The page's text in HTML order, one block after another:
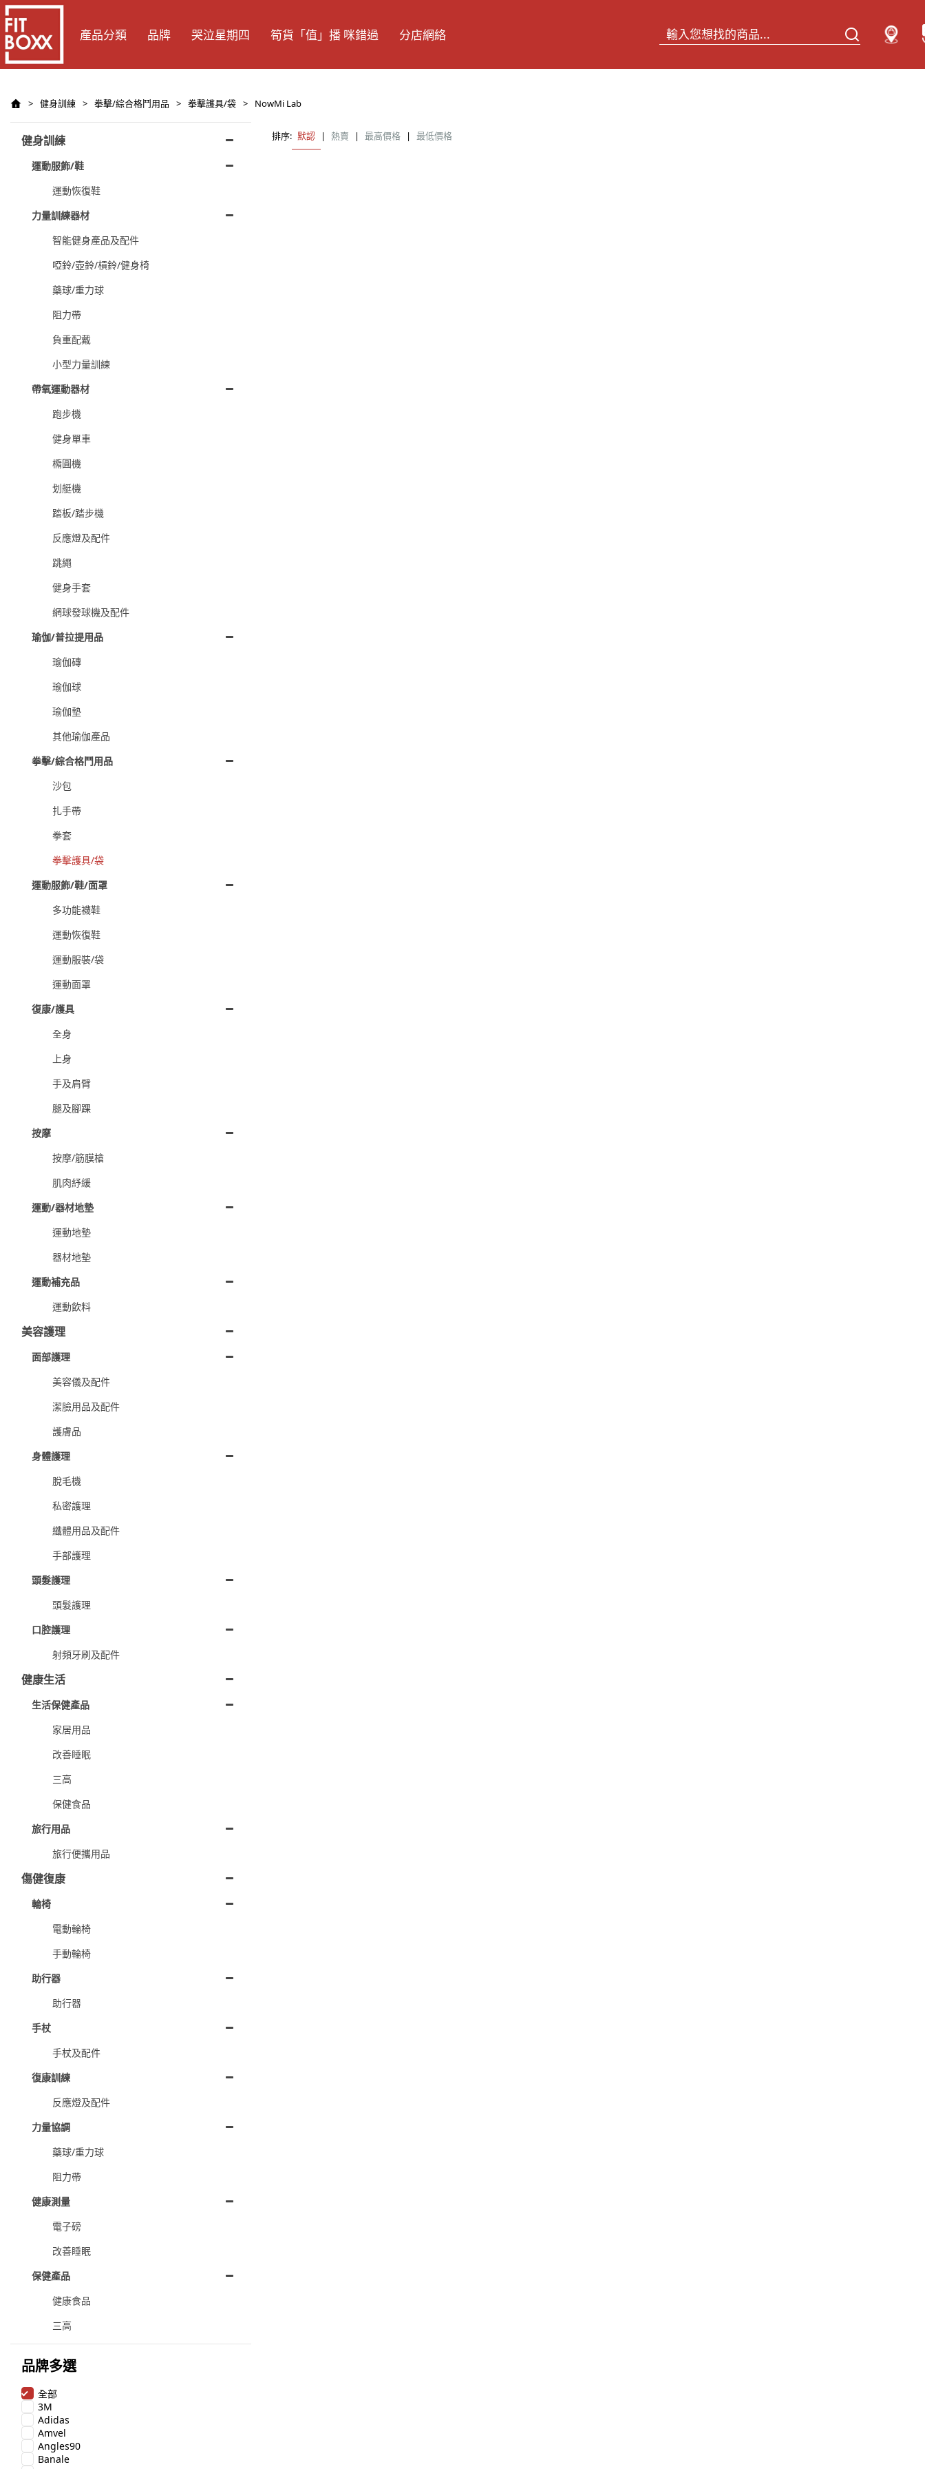
產品分類 品牌 哭泣星期四 筍貨「值」播 咪錯過 分店網絡
> 健身訓練 > 拳擊/綜合格鬥用品 > 拳擊護具/袋 > NowMi Lab
健身訓練
運動服飾/鞋
運動恢復鞋
力量訓練器材
智能健身產品及配件
啞鈴/壺鈴/槓鈴/健身椅
藥球/重力球
阻力帶
負重配戴
小型力量訓練
帶氧運動器材
跑步機
健身單車
橢圓機
划艇機
踏板/踏步機
反應燈及配件
跳繩
健身手套
網球發球機及配件
瑜伽/普拉提用品
瑜伽磚
瑜伽球
瑜伽墊
其他瑜伽產品
拳擊/綜合格鬥用品
沙包
扎手帶
拳套
拳擊護具/袋
運動服飾/鞋/面罩
多功能襪鞋
運動恢復鞋
運動服裝/袋
運動面罩
復康/護具
全身
上身
手及肩臂
腿及腳踝
按摩
按摩/筋膜槍
肌肉紓緩
運動/器材地墊
運動地墊
器材地墊
運動補充品
運動飲料
美容護理
面部護理
美容儀及配件
潔臉用品及配件
護膚品
身體護理
脫毛機
私密護理
纖體用品及配件
手部護理
頭髮護理
頭髮護理
口腔護理
射頻牙刷及配件
健康生活
生活保健產品
家居用品
改善睡眠
三高
保健食品
旅行用品
旅行便攜用品
傷健復康
輪椅
電動輪椅
手動輪椅
助行器
助行器
手杖
手杖及配件
復康訓練
反應燈及配件
力量協調
藥球/重力球
阻力帶
健康測量
電子磅
改善睡眠
保健產品
健康食品
三高
品牌多選
全部
3M
Adidas
Amvel
Angles90
Banale
排序: 默認 | 熱賣 | 最高價格 | 最低價格